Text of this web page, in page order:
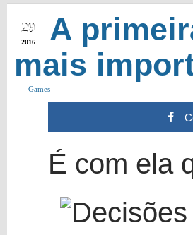
29
2016
A
mais
Games
É com ela